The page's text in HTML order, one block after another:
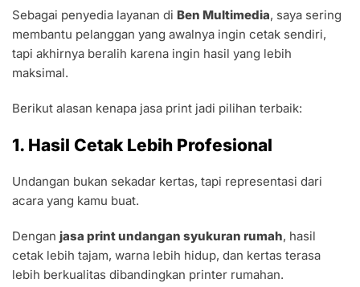
Sebagai penyedia layanan di Ben Multimedia, saya sering
membantu pelanggan yang awalnya ingin cetak sendiri,
tapi akhirnya beralih karena ingin hasil yang lebih
maksimal.
Berikut alasan kenapa jasa print jadi pilihan terbaik:
1. Hasil Cetak Lebih Profesional
Undangan bukan sekadar kertas, tapi representasi dari
acara yang kamu buat.
Dengan jasa print undangan syukuran rumah, hasil
cetak lebih tajam, warna lebih hidup, dan kertas terasa
lebih berkualitas dibandingkan printer rumahan.